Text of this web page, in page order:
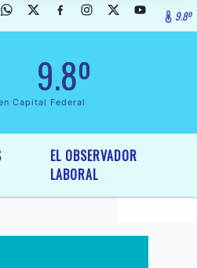
por Ordenanza NÂº 6236/19 del9.8º
9.8º
Capital Federal
EL OBSERVADOR
LABORAL